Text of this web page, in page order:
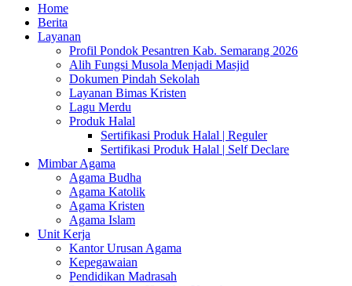
Home
Berita
Layanan
Profil Pondok Pesantren Kab. Semarang 2026
Alih Fungsi Musola Menjadi Masjid
Dokumen Pindah Sekolah
Layanan Bimas Kristen
Lagu Merdu
Produk Halal
Sertifikasi Produk Halal | Reguler
Sertifikasi Produk Halal | Self Declare
Mimbar Agama
Agama Budha
Agama Katolik
Agama Kristen
Agama Islam
Unit Kerja
Kantor Urusan Agama
Kepegawaian
Pendidikan Madrasah